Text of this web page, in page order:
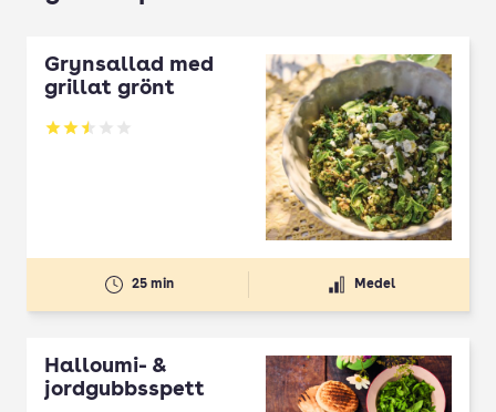
Grynsallad med
grillat grönt
Betyg: 2.5 av 5
25 min Medel
Halloumi- &
jordgubbsspett